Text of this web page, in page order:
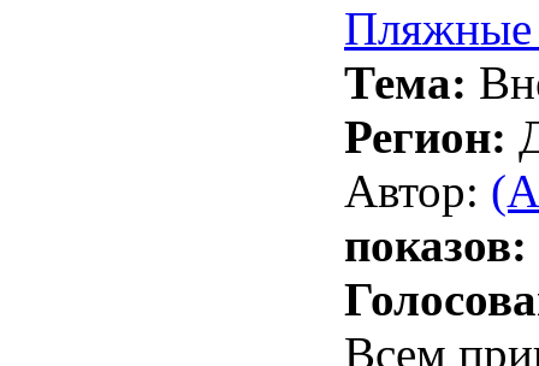
Пляжные
Тема:
Регион:
Автор:
показов:
Всем